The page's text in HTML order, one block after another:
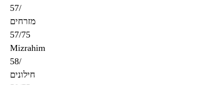
57/
מזרחים
57/75
Mizrahim
58/
חילונים